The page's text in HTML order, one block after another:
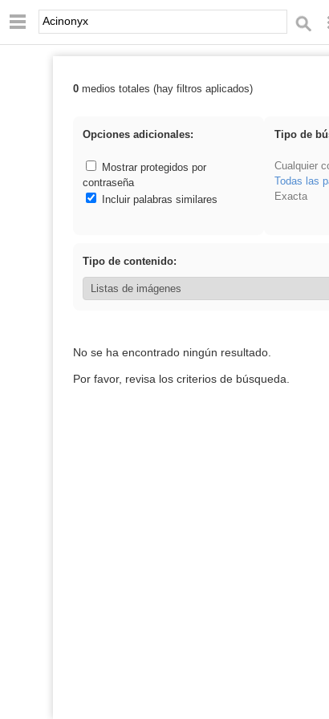
Palabra o frase:
Resultados de: Acinonyx
0medios totales (hay filtros aplicados)
Opciones adicionales:
Mostrar protegidos por
contraseña
Incluir palabras similares
Tipo de
Cualquier
Todas las
Exacta
Tipo de contenido:
No se ha encontrado ningún resultado.
Por favor, revisa los criterios de búsqueda.